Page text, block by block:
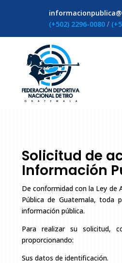
(+502) 2296-0080 /
Solicitud de
Información
De conformidad con la Ley de
Pública de Guatemala, toda
información pública.
Para realizar su solicitud,
proporcionando:
Sus datos de identificación.